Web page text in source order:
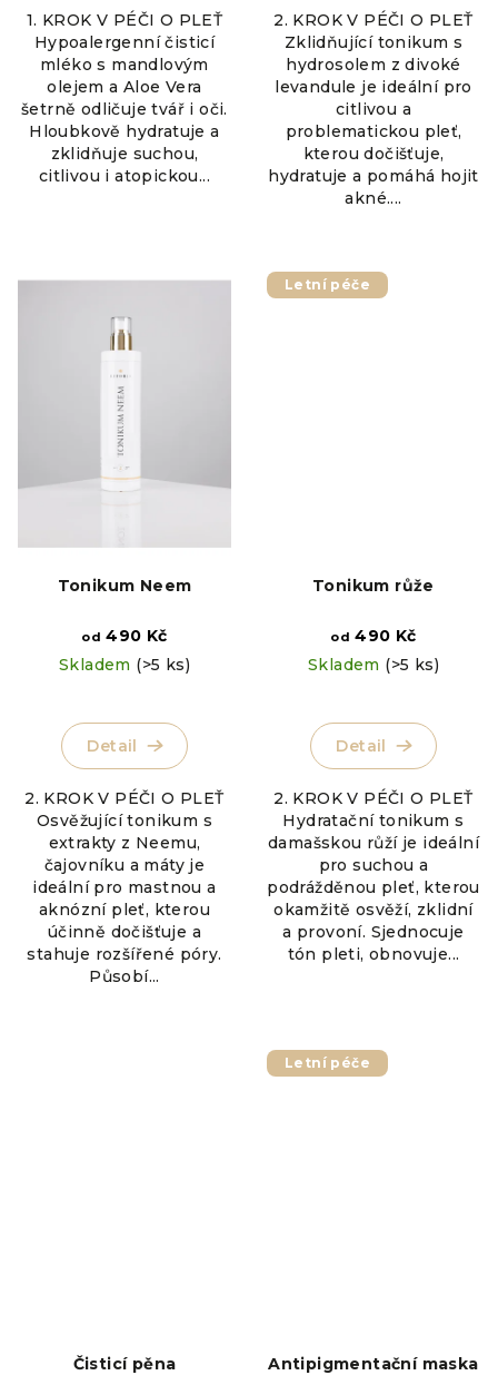
5,0
hvězdiček.
1. KROK V PÉČI O PLEŤ
Hypoalergenní čisticí
mléko s mandlovým
olejem a Aloe Vera
šetrně odličuje tvář i oči.
Hloubkově hydratuje a
zklidňuje suchou,
citlivou i atopickou...
5,0
z
hvězdiček.
2. KROK V PÉČI O PLEŤ
Zklidňující tonikum s
hydrosolem z divoké
levandule je ideální pro
citlivou a
problematickou pleť,
kterou dočišťuje,
hydratuje a pomáhá hojit
akné....
Tonikum Neem
od 490 Kč
Skladem (>5 ks)
Detail
2. KROK V PÉČI O PLEŤ
Osvěžující tonikum s
extrakty z Neemu,
čajovníku a máty je
ideální pro mastnou a
aknózní pleť, kterou
účinně dočišťuje a
stahuje rozšířené póry.
Působí...
Letní péče
Tonikum růže
od 490 Kč
Skladem (>5 ks)
Detail
2. KROK V PÉČI O PLEŤ
Hydratační tonikum s
damašskou růží je ideální
pro suchou a
podrážděnou pleť, kterou
okamžitě osvěží, zklidní
a provoní. Sjednocuje
tón pleti, obnovuje...
Čisticí pěna
Letní péče
Antipigmentační maska